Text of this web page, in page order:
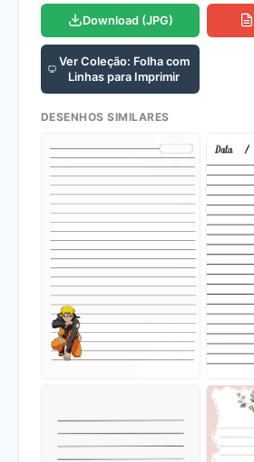
Download (JPG)
Ver Coleção: Folha com
Linhas para Imprimir
DESENHOS SIMILARES